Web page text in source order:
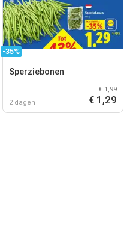
-35%
Sperziebonen
2 dagen
€ 1,99
€ 1,29